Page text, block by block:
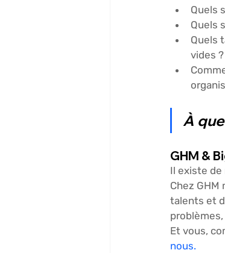
Quels
Quels
Quels
vides ?
À
GHM &
Il existe
Chez
talents et
Et vous,
nous.